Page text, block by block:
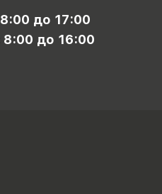
8:00 до 17:00
8:00 до 16:00